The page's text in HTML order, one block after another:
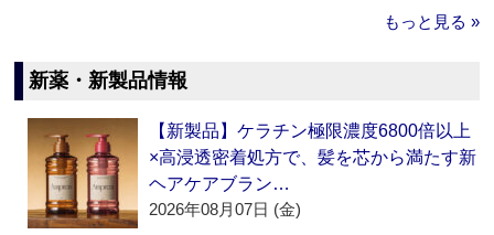
もっと見る »
新薬・新製品情報
【新製品】ケラチン極限濃度6800倍以上
×高浸透密着処方で、髪を芯から満たす新
ヘアケアブラン…
2026年08月07日 (金)